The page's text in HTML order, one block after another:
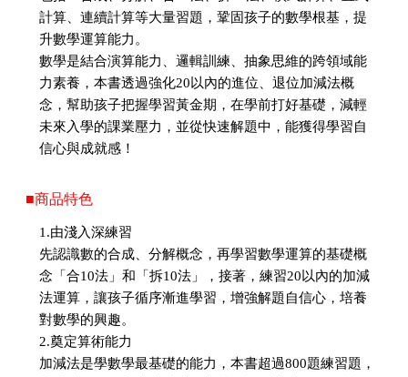
計算、連續計算等大量習題，鞏固孩子的數學根基，提
升數學運算能力。
數學是結合演算能力、邏輯訓練、抽象思維的跨領域能
力素養，本書透過強化20以內的進位、退位加減法概
念，幫助孩子把握學習黃金期，在學前打好基礎，減輕
未來入學的課業壓力，並從快速解題中，能獲得學習自
信心與成就感！
■商品特色
1.由淺入深練習
先認識數的合成、分解概念，再學習數學運算的基礎概
念「合10法」和「拆10法」，接著，練習20以內的加減
法運算，讓孩子循序漸進學習，增強解題自信心，培養
對數學的興趣。
2.奠定算術能力
加減法是學數學最基礎的能力，本書超過800題練習題，